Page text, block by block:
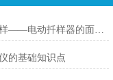
革新农业采样——电动扦样器的面解析
的基础知识点